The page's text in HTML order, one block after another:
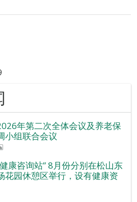
年第二次全体会议及养老保
小组联合会议
康咨询站” 8月份分别在松山东
花园休憩区举行，设有健康资